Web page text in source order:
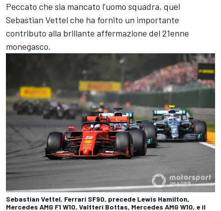
Peccato che sia mancato l’uomo squadra, quel
Sebastian Vettel che ha fornito un importante
contributo alla brillante affermazione del 21enne
monegasco.
Sebastian Vettel, Ferrari SF90, precede Lewis Hamilton,
Mercedes AMG F1 W10, Valtteri Bottas, Mercedes AMG W10, e il